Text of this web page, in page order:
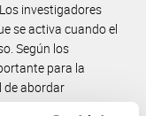
investigadores
se activa cuando el
Según los
para la
de abordar
en algo concreto,